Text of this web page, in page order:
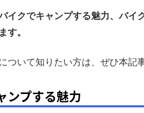
イクでキャンプする魅力、バ
す。
ついて知りたい方は、ぜひ本記
ンプする魅力